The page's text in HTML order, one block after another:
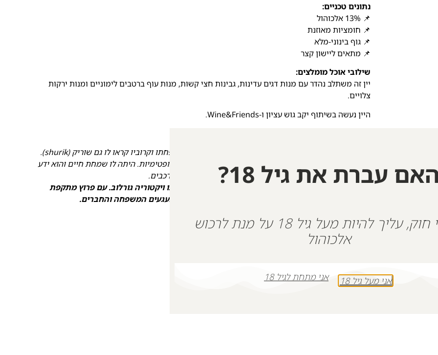
נתונים טכניים:
📌 13% אלכוהול
📌 חומציות מאוזנת
📌 גוף בינוני-מלא
📌 מתאים ליישון קצר
שילובי אוכל מומלצים:
יין זה משתלב נהדר עם מנות דגים עדינות, גבינות חצי קשות, מנות עוף ברטבים לימוניים ומנות ירקות
צלויים.
היין נעשה בשיתוף יקב גוש עציון ו-Wine&Friends.
אלכס היה אדם מדהים ואהוב. הוא דאג תמיד לכולם ושמר על אופטימיות. היתה לו שמחת חיים והוא ידע
לצחוק ולעשות שטויות. הוא אהב לעשן נרגילה והתעניין מאוד ברכבים.
ב- 7.10 עבד אלכס כמאבטח בפסטיבל ”נובה” יחד עם בת זוגו ויקטוריה גורלוב. עם פרוץ מתקפת
הטרור על העוטף נרצחו השניים בידי מחבלים. אוהבים ומתגעגעים המשפחה והחברים.
עברת את גיל 18?
על פי חוק, עליך להיות מעל גיל 18 על מנת לרכוש
אלכוהול
אני מעל גיל 18 אני מתחת לגיל 18